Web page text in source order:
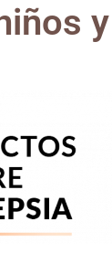
y